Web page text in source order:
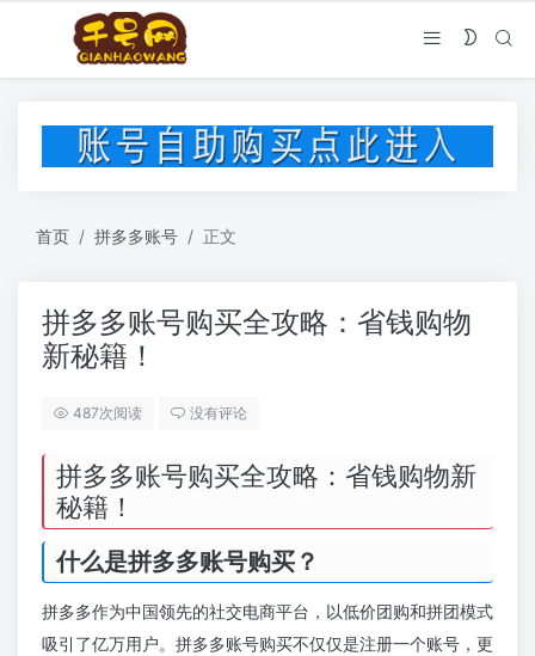
首页 拼多多账号 正文
拼多多账号购买全攻略：省钱购物
新秘籍！
487次阅读 没有评论
拼多多账号购买全攻略：省钱购物新
秘籍！
什么是拼多多账号购买？
拼多多作为中国领先的社交电商平台，以低价团购和拼团模式
吸引了亿万用户。拼多多账号购买不仅仅是注册一个账号，更